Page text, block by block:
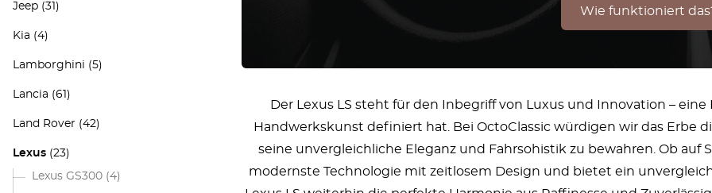
Jeep (31)
Kia (4)
Lamborghini (5)
Lancia (61)
Land Rover (42)
Lexus (23)
Lexus GS300 (4)
Wie funktioniert
Der Lexus LS steht für den Inbegriff von Luxus und Innovation –
Handwerkskunst definiert hat. Bei OctoClassic würdigen wir das Erbe
seine unvergleichliche Eleganz und Fahrsohistik zu bewahren. Ob auf
modernste Technologie mit zeitlosem Design und bietet ein